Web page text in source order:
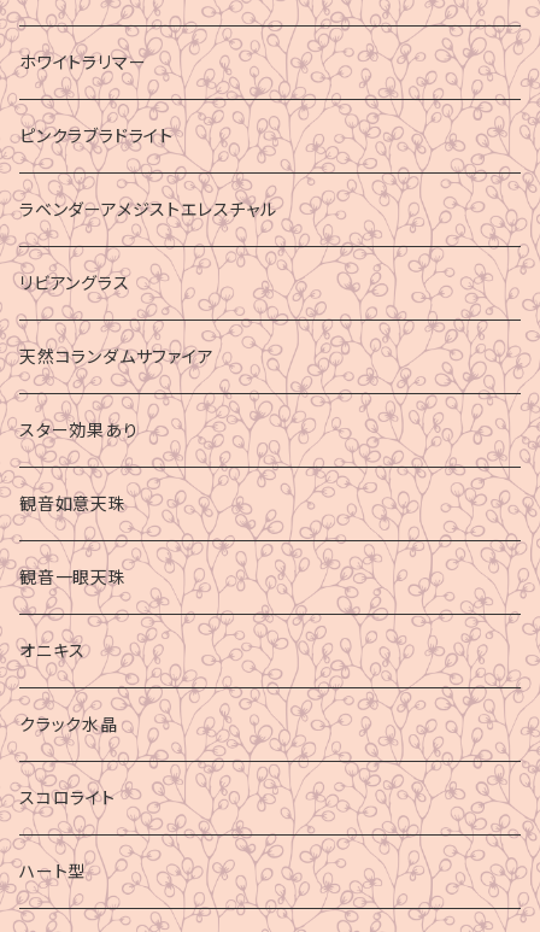
ホワイトラリマー
ピンクラブラドライト
ラベンダーアメジストエレスチャル
リビアングラス
天然コランダムサファイア
スター効果あり
観音如意天珠
観音一眼天珠
オニキス
クラック水晶
スコロライト
ハート型